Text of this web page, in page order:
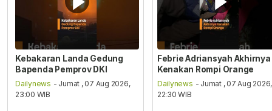
Kebakaran Landa Gedung
Bapenda Pemprov DKI
Dailynews - Jumat , 07 Aug 2026,
23:00 WIB
Febrie Adriansyah Akhirnya
Kenakan Rompi Orange
Dailynews - Jumat , 07 Aug 2026,
22:30 WIB